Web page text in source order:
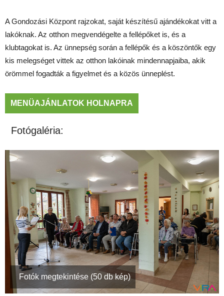
A Gondozási Központ rajzokat, saját készítésű ajándékokat vitt a
lakóknak. Az otthon megvendégelte a fellépőket is, és a
klubtagokat is. Az ünnepség során a fellépők és a köszöntők egy
kis melegséget vittek az otthon lakóinak mindennapjaiba, akik
örömmel fogadták a figyelmet és a közös ünneplést.
MENÜAJÁNLATOK HOLNAPRA
Fotógaléria:
Fotók megtekintése (50 db kép)